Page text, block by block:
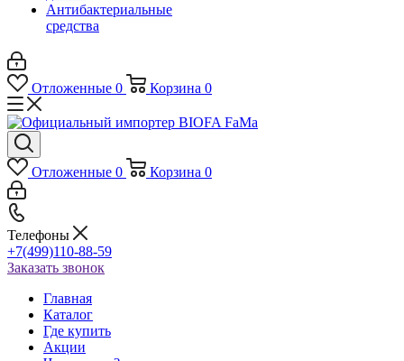
Антибактериальные
средства
Отложенные 0 Корзина 0
Отложенные 0 Корзина 0
Телефоны
+7(499)110-88-59
Заказать звонок
Главная
Каталог
Где купить
Акции